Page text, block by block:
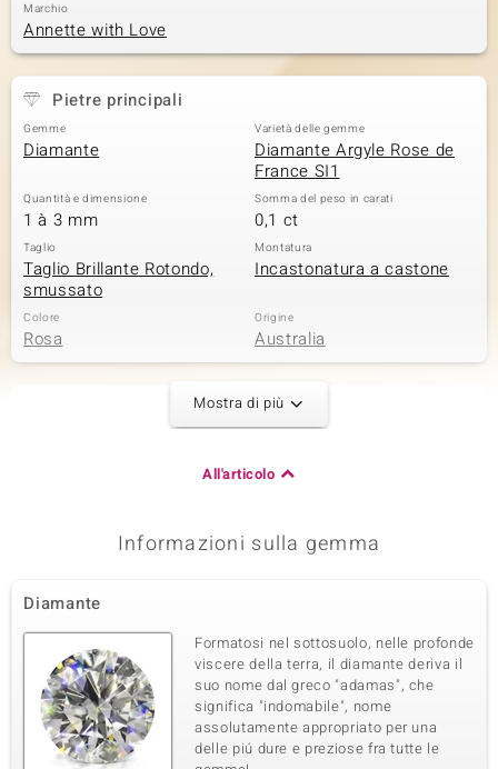
Marchio
Annette with Love
Pietre principali
Gemme
Diamante
Varietà delle gemme
Diamante Argyle Rose de
France SI1
Quantità e dimensione
1 à 3 mm
Somma del peso in carati
0,1 ct
Taglio
Taglio Brillante Rotondo,
smussato
Montatura
Incastonatura a castone
Colore
Rosa
Origine
Australia
Seconda pietra preziosa
Taglio Brillante Rotondo
Terza pietra preziosa
Varietà delle gemme
Diamante Argyle Rose de
France SI1
Quantità e dimensione
3 à 2,5 mm
Somma del peso in carati Taglio
Mostra di più
All'articolo
Informazioni sulla gemma
Diamante
Formatosi nel sottosuolo, nelle profonde
viscere della terra, il diamante deriva il
suo nome dal greco "adamas", che
significa "indomabile", nome
assolutamente appropriato per una
delle piú dure e preziose fra tutte le